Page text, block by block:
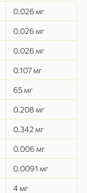
0.026 мг
0.026 мг
0.026 мг
0.107 мг
65 мг
0.208 мг
0.342 мг
0.006 мг
0.0091 мг
4 мг